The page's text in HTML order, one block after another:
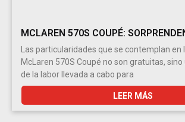
MCLAREN 570S COUPÉ:
Las particularidades que se contemplan en
McLaren 570S Coupé no son gratuitas,
de la labor llevada a cabo para
LEER MÁS